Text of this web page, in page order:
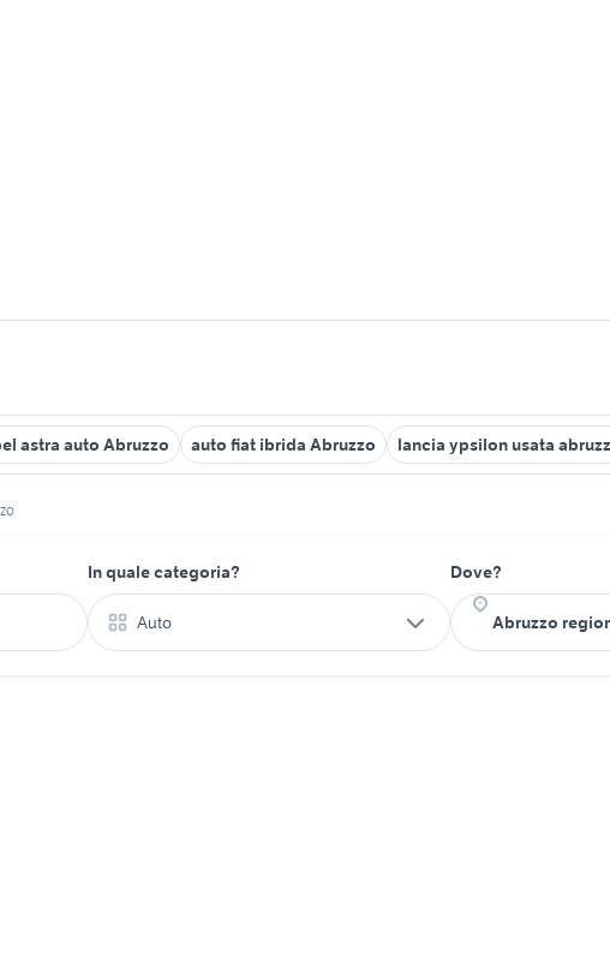
astra auto Abruzzo auto fiat ibrida Abruzzo lancia ypsilon usata
In quale categoria?
Auto
Dove?